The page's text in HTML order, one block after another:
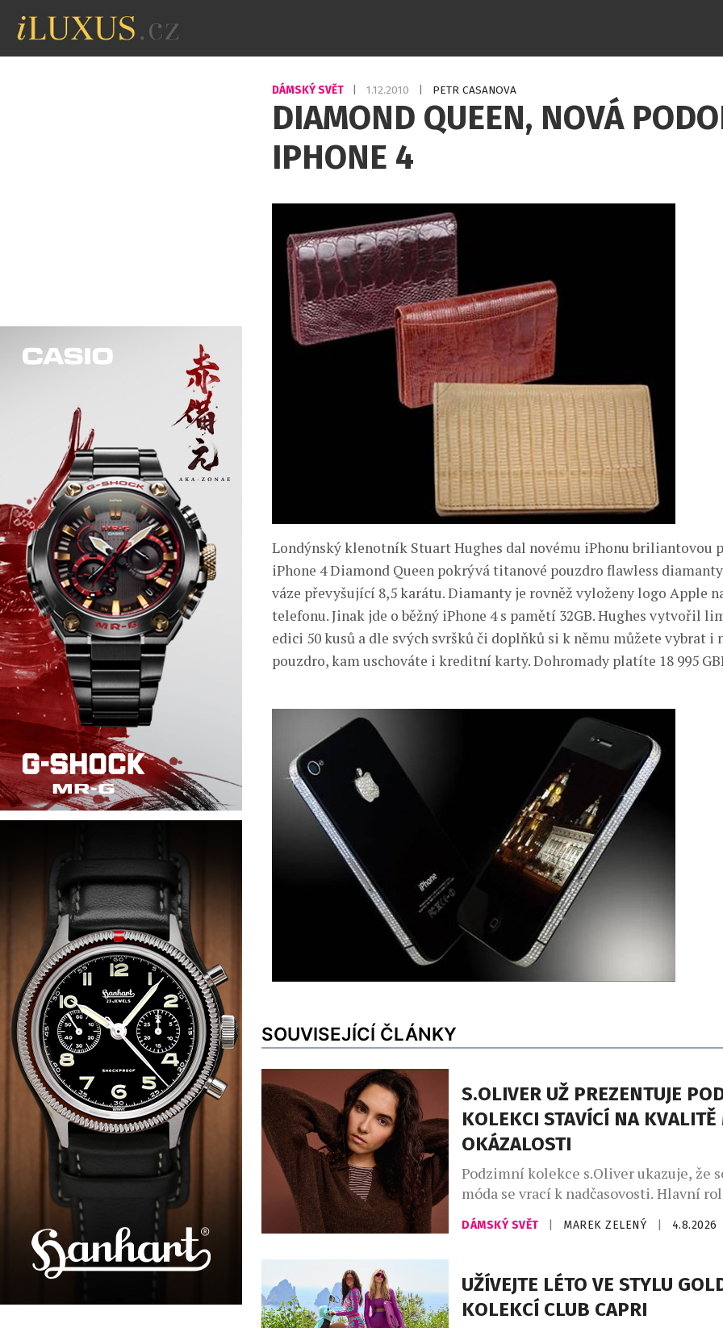
DÁMSKÝ SVĚT 1.12.2010 PETR CASANOVA
DIAMOND QUEEN, NOVÁ
IPHONE 4
Londýnský klenotník Stuart Hughes dal novému iPhonu briliantovou
iPhone 4 Diamond Queen pokrývá titanové pouzdro flawless diamanty
váze převyšující 8,5 karátu. Diamanty je rovněž vyloženy logo Apple na
telefonu. Jinak jde o běžný iPhone 4 s pamětí 32GB. Hughes vytvořil
edici 50 kusů a dle svých svršků či doplňků si k němu můžete vybrat i
pouzdro, kam uschováte i kreditní karty. Dohromady platíte 18 995 GBP
SOUVISEJÍCÍ ČLÁNKY
S.OLIVER UŽ PREZENTUJE
KOLEKCI STAVÍCÍ NA KVALITĚ
OKÁZALOSTI
Podzimní kolekce s.Oliver ukazuje, že
móda se vrací k nadčasovosti. Hlavní
promyšlený kapsulový šatník, v němž
hřejivé odstíny kávy – od mocha mousse
indigo denim, jenž propojuje přírodní
městskou elegancí. Charakter kolekce
uvolněné siluety, široké kalhoty, lehce
DÁMSKÝ SVĚT MAREK ZELENÝ 4.8.2026
UŽÍVEJTE LÉTO VE STYLU
KOLEKCÍ CLUB CAPRI